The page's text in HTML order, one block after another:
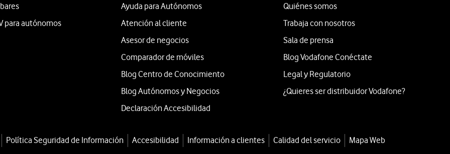
para autónomos
Ayuda para Autónomos
Atención al cliente
Asesor de negocios
Comparador de móviles
Blog Centro de Conocimiento
Blog Autónomos y Negocios
Declaración Accesibilidad
Quiénes somos
Trabaja con nosotros
Sala de prensa
Blog Vodafone Conéctate
Legal y Regulatorio
¿Quieres ser distribuidor Vodafone?
Política Seguridad de Información Accesibilidad Información a clientes Calidad del servicio
Mapa Web